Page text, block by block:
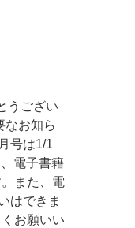
うござい
お知ら
号は1/1
電子書籍
また、電
はできま
お願いい